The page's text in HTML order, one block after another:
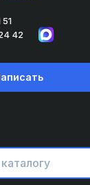
51
42